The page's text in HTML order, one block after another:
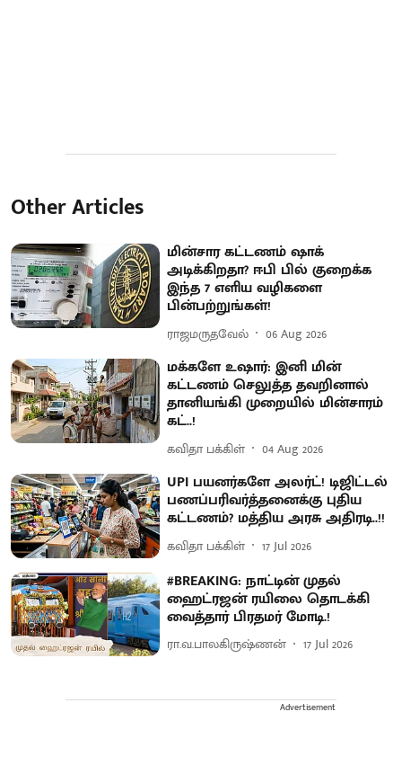
Other Articles
மின்சார கட்டணம் ஷாக்
அடிக்கிறதா? ஈபி பில் குறைக்க
இந்த 7 எளிய வழிகளை
பின்பற்றுங்கள்!
ராஜமருதவேல் 06 Aug 2026
மக்களே உஷார்: இனி மின்
கட்டணம் செலுத்த தவறினால்
தானியங்கி முறையில் மின்சாரம்
கட்..!
கவிதா பக்கிள் 04 Aug 2026
UPI பயனர்களே அலர்ட்! டிஜிட்டல்
பணப்பரிவர்த்தனைக்கு புதிய
கட்டணம்? மத்திய அரசு அதிரடி..!!
கவிதா பக்கிள் 17 Jul 2026
#BREAKING: நாட்டின் முதல்
ஹைட்ரஜன் ரயிலை தொடக்கி
வைத்தார் பிரதமர் மோடி.!
ரா.வ.பாலகிருஷ்ணன் 17 Jul 2026
Advertisement